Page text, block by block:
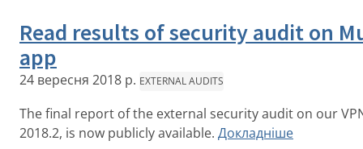
Read results of security audit on
app
24 вересня 2018 р. EXTERNAL AUDITS
The final report of the external security audit on our
2018.2, is now publicly available. Докладніше